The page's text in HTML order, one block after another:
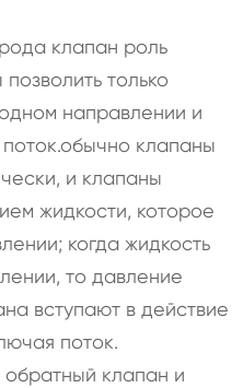
клапан роль
только
направлении и
клапаны
и клапаны
жидкости, которое
когда жидкость
то давление
вступают в действие
поток.
клапан и